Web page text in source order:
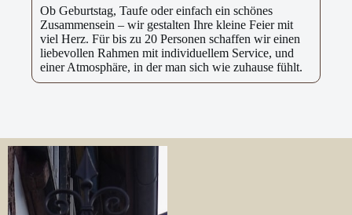
Ob Geburtstag, Taufe oder einfach ein schönes
Zusammensein – wir gestalten Ihre kleine Feier mit
viel Herz. Für bis zu 20 Personen schaffen wir einen
liebevollen Rahmen mit individuellem Service, und
einer Atmosphäre, in der man sich wie zuhause fühlt.